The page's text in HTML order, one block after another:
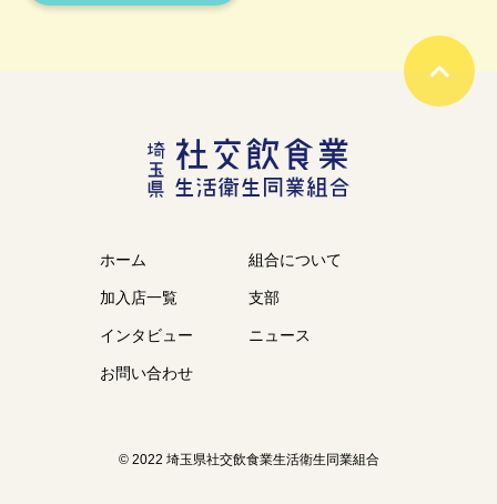
ホーム 組合について
加入店一覧 支部
インタビュー ニュース
お問い合わせ
© 2022 埼玉県社交飲食業生活衛生同業組合